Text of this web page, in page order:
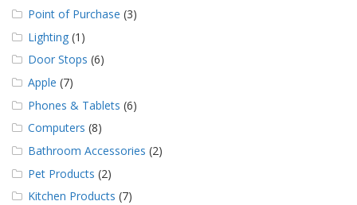
B
o
g
C
o
n
t
á
c
t
Point of Purchase (3)
Lighting (1)
Door Stops (6)
Apple (7)
Phones & Tablets (6)
Computers (8)
Bathroom Accessories (2)
Pet Products (2)
Kitchen Products (7)